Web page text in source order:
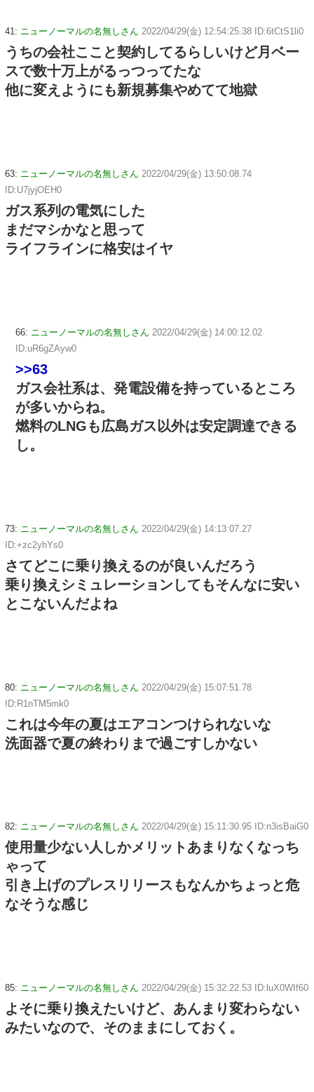
41: ニューノーマルの名無しさん 2022/04/29(金) 12:54:25.38 ID:6tCtS1li0
うちの会社ここと契約してるらしいけど月ベー
スで数十万上がるっつってたな
他に変えようにも新規募集やめてて地獄
63: ニューノーマルの名無しさん 2022/04/29(金) 13:50:08.74
ID:U7jyjOEH0
ガス系列の電気にした
まだマシかなと思って
ライフラインに格安はイヤ
66: ニューノーマルの名無しさん 2022/04/29(金) 14:00:12.02
ID:uR6gZAyw0
>>63
ガス会社系は、発電設備を持っているところ
が多いからね。
燃料のLNGも広島ガス以外は安定調達できる
し。
73: ニューノーマルの名無しさん 2022/04/29(金) 14:13:07.27
ID:+zc2yhYs0
さてどこに乗り換えるのが良いんだろう
乗り換えシミュレーションしてもそんなに安い
とこないんだよね
80: ニューノーマルの名無しさん 2022/04/29(金) 15:07:51.78
ID:R1nTM5mk0
これは今年の夏はエアコンつけられないな
洗面器で夏の終わりまで過ごすしかない
82: ニューノーマルの名無しさん 2022/04/29(金) 15:11:30.95 ID:n3isBaiG0
使用量少ない人しかメリットあまりなくなっち
ゃって
引き上げのプレスリリースもなんかちょっと危
なそうな感じ
85: ニューノーマルの名無しさん 2022/04/29(金) 15:32:22.53 ID:luX0WIf60
よそに乗り換えたいけど、あんまり変わらない
みたいなので、そのままにしておく。